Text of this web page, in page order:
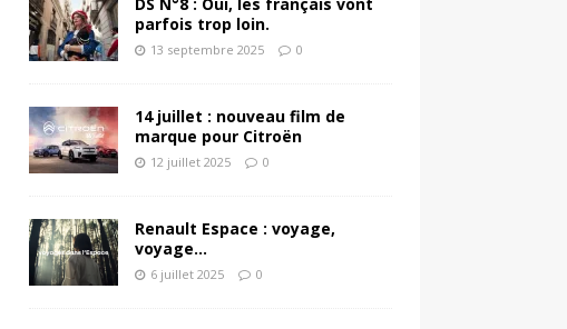
DS N°8 : Oui, les français vont
parfois trop loin.
13 septembre 2025 0
14 juillet : nouveau film de
marque pour Citroën
12 juillet 2025 0
Renault Espace : voyage,
voyage…
6 juillet 2025 0